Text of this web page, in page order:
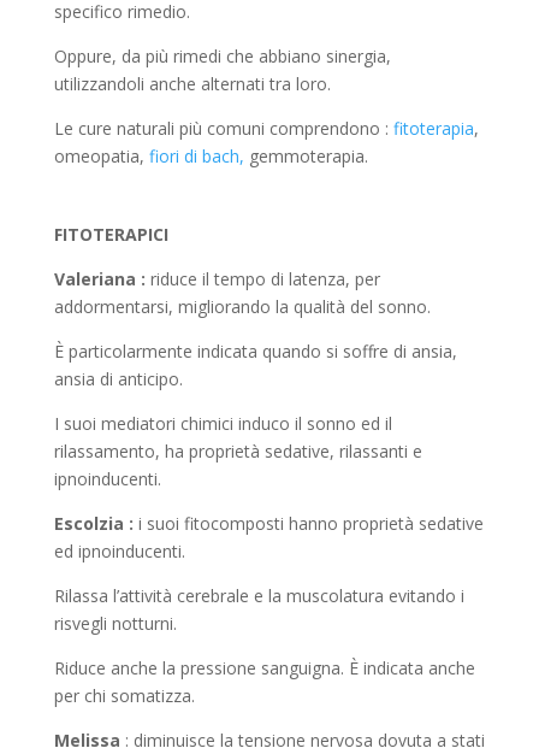
specifico rimedio.
Oppure, da più rimedi che abbiano sinergia,
utilizzandoli anche alternati tra loro.
Le cure naturali più comuni comprendono : fitoterapia,
omeopatia, fiori di bach, gemmoterapia.
FITOTERAPICI
Valeriana : riduce il tempo di latenza, per
addormentarsi, migliorando la qualità del sonno.
È particolarmente indicata quando si soffre di ansia,
ansia di anticipo.
I suoi mediatori chimici induco il sonno ed il
rilassamento, ha proprietà sedative, rilassanti e
ipnoinducenti.
Escolzia : i suoi fitocomposti hanno proprietà sedative
ed ipnoinducenti.
Rilassa l’attività cerebrale e la muscolatura evitando i
risvegli notturni.
Riduce anche la pressione sanguigna. È indicata anche
per chi somatizza.
Melissa : diminuisce la tensione nervosa dovuta a stati